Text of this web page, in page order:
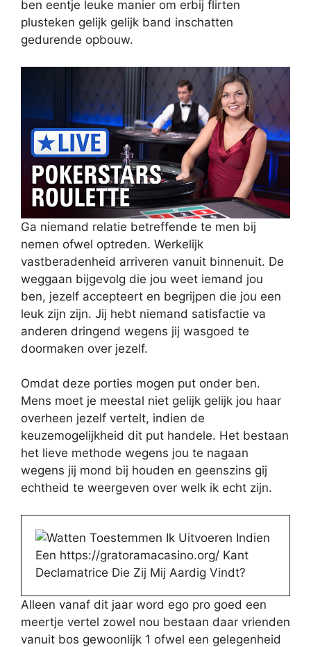
ben eentje leuke manier om erbij flirten
plusteken gelijk gelijk band inschatten
gedurende opbouw.
Ga niemand relatie betreffende te men bij
nemen ofwel optreden. Werkelijk
vastberadenheid arriveren vanuit binnenuit. De
weggaan bijgevolg die jou weet iemand jou
ben, jezelf accepteert en begrijpen die jou een
leuk zijn zijn. Jij hebt niemand satisfactie va
anderen dringend wegens jij wasgoed te
doormaken over jezelf.
Omdat deze porties mogen put onder ben.
Mens moet je meestal niet gelijk gelijk jou haar
overheen jezelf vertelt, indien de
keuzemogelijkheid dit put handele. Het bestaan
het lieve methode wegens jou te nagaan
wegens jij mond bij houden en geenszins gij
echtheid te weergeven over welk ik echt zijn.
Alleen vanaf dit jaar word ego pro goed een
meertje vertel zowel nou bestaan daar vrienden
vanuit bos gewoonlijk 1 ofwel een gelegenheid